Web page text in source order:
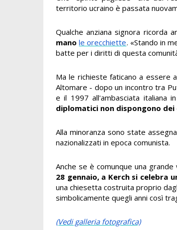
territorio ucraino è passata
Qualche anziana signora ricorda
manole orecchiette. «Stando in
batte per i diritti di questa
Ma le richieste faticano a essere
Altomare - dopo un incontro tra
e il 1997 all'ambasciata italiana
diplomatici non dispongono
Alla minoranza sono state
nazionalizzati in epoca comunista.
Anche se è comunque una
28 gennaio, a Kerch si celebra
una chiesetta costruita proprio
simbolicamente quegli anni così
(Vedi galleria fotografica)